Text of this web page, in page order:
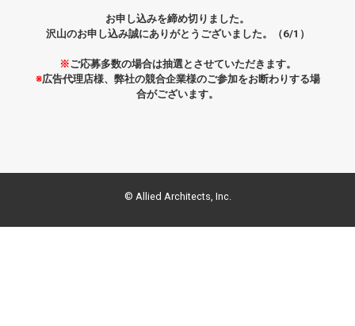
お申し込みを締め切りました。
沢山のお申し込み誠にありがとうございました。（6/1）
※ご応募多数の場合は抽選とさせていただきます。
※広告代理店様、弊社の競合企業様のご参加をお断わりする場
合がございます。
© Allied Architects, Inc.